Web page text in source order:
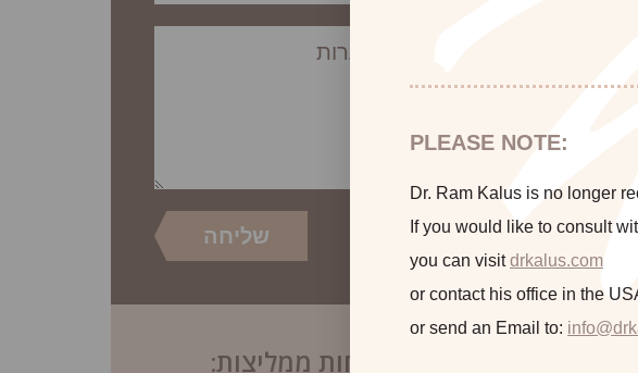
This 32 year old
לקוחות ממליצות:
PLEASE NOTE:
Dr. Ram Kalus is no longer
If you would like to consult
you can visitdrkalus.com
or contact his office in the
or send an Email to: